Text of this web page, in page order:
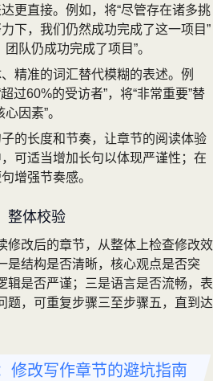
更直接。例如，将“尽管存在诸多挑
下，我们仍然成功完成了这一项目”
队仍成功完成了项目”。
精准的词汇替代模糊的表述。例
过60%的受访者”，将“非常重要”替
因素”。
子的长度和节奏，让章节的阅读体验
可适当增加长句以体现严谨性；在
增强节奏感。
整体校验
修改后的章节，从整体上检查修改效
是结构是否清晰，核心观点是否突
辑是否严谨；三是语言是否流畅，表
题，可重复步骤三至步骤五，直到达
修改写作章节的避坑指南